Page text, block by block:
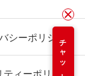
チャット
シーポリシー
ィーポリシー